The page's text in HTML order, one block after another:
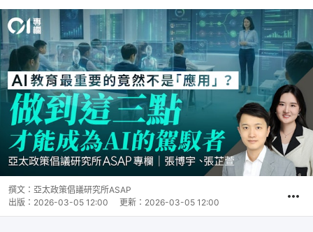
撰文： 亞太政策倡議研究所ASAP
出版： 2026-03-05 12:00 更新： 2026-03-05 12:00